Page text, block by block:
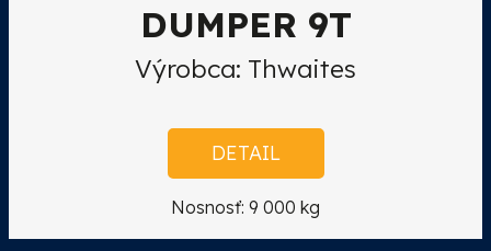
DUMPER 9T
Výrobca: Thwaites
DETAIL
Nosnosť: 9 000 kg